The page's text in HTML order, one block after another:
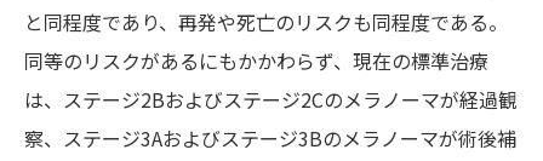
と同程度であり、再発や死亡のリスクも同程度である。
同等のリスクがあるにもかかわらず、現在の標準治療
は、ステージ2Bおよびステージ2Cのメラノーマが経過観
察、ステージ3Aおよびステージ3Bのメラノーマが術後補